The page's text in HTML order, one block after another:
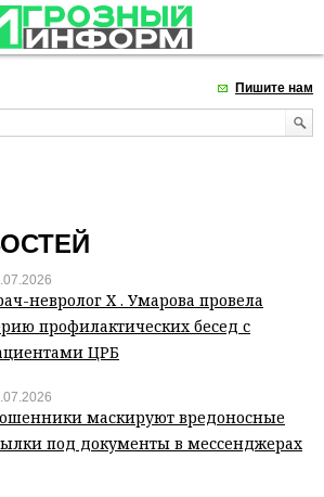
Пишите нам
невролог Х . Умарова провела
профилактических бесед с
ЦРБ
маскируют вредоносные
под документы в мессенджерах